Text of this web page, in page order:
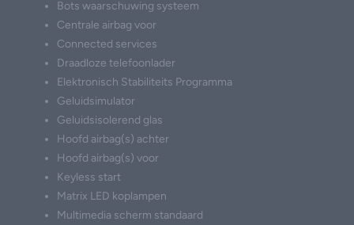
Bots waarschuwing systeem
Centrale airbag voor
Connected services
Draadloze telefoonlader
Elektronisch Stabiliteits Programma
Geluidsimulator
Geluidsisolerend glas
Hoofd airbag(s) achter
Hoofd airbag(s) voor
Keyless start
Matrix LED koplampen
Multimedia scherm standaard